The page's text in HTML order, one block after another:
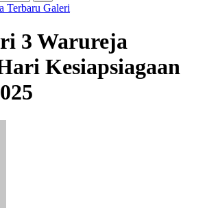
Terbaru Galeri
3 Warureja
Kesiapsiagaan